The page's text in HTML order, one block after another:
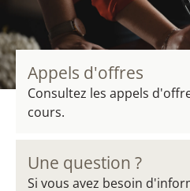
Appels d'offres
Consultez les appels
cours.
Une question ?
Si vous avez besoin